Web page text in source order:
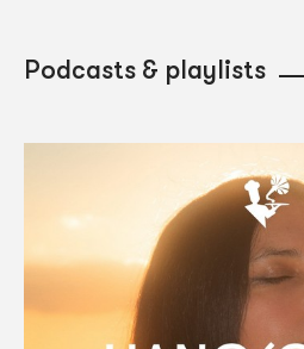
Podcasts & playlists